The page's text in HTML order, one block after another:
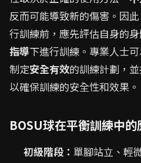
反而可能導致新的傷害。因
行訓練前，應先評估自身的
指導下進行訓練。專業人士
制定安全有效的訓練計劃，
以確保訓練的安全性和效果。
BOSU球在平衡訓練中的
初級階段： 單腳站立、輕